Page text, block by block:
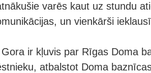
varēs kaut uz stundu
un vienkārši
ir kļuvis par Rīgas Doma
atbalstot Doma